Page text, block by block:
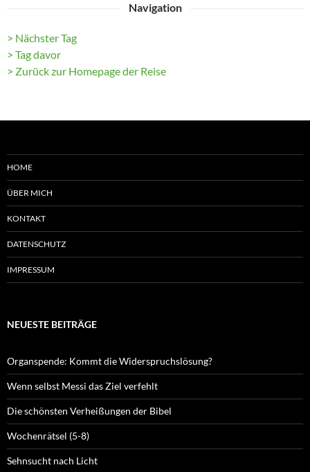
Navigation
> Nächster Tag
> Tag davor
> Zurück zur Homepage der Reise
HOME
ÜBER MICH
KONTAKT
DATENSCHUTZ
IMPRESSUM
NEUESTE BEITRÄGE
Organspende: Kommt die Widerspruchslösung?
Wenn selbst Messi das Ziel verfehlt
Die schönsten Verheißungen der Bibel
Wochenrätsel (5-8)
Sehnsucht nach Licht